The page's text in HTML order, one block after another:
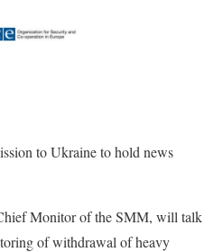
to Ukraine to hold news
Monitor of the SMM, will talk
of withdrawal of heavy